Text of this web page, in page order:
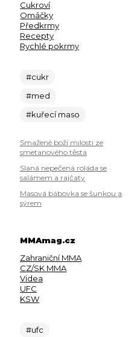
Cukroví
Omáčky
Předkrmy
Recepty
Rychlé pokrmy
#cukr
#med
#kuřecí maso
Smažené boží milosti ze
smetanového těsta
Slaná nepečená roláda se
salámem a rajčaty
Masová bábovka se šunkou a
sýrem
MMAmag.cz
Zahraniční MMA
CZ/SK MMA
Videa
UFC
KSW
#ufc